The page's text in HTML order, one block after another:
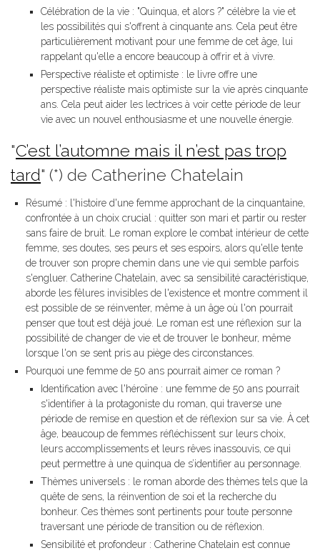
Célébration de la vie : "Quinqua, et alors ?" célèbre la vie et
les possibilités qui s'offrent à cinquante ans. Cela peut être
particulièrement motivant pour une femme de cet âge, lui
rappelant qu'elle a encore beaucoup à offrir et à vivre.
Perspective réaliste et optimiste : le livre offre une
perspective réaliste mais optimiste sur la vie après cinquante
ans. Cela peut aider les lectrices à voir cette période de leur
vie avec un nouvel enthousiasme et une nouvelle énergie.
"C’est l’automne mais il n’est pas trop
tard" (*) de Catherine Chatelain
Résumé : l'histoire d'une femme approchant de la cinquantaine,
confrontée à un choix crucial : quitter son mari et partir ou rester
sans faire de bruit. Le roman explore le combat intérieur de cette
femme, ses doutes, ses peurs et ses espoirs, alors qu'elle tente
de trouver son propre chemin dans une vie qui semble parfois
s'engluer. Catherine Chatelain, avec sa sensibilité caractéristique,
aborde les fêlures invisibles de l'existence et montre comment il
est possible de se réinventer, même à un âge où l'on pourrait
penser que tout est déjà joué. Le roman est une réflexion sur la
possibilité de changer de vie et de trouver le bonheur, même
lorsque l'on se sent pris au piège des circonstances.
Pourquoi une femme de 50 ans pourrait aimer ce roman ?
Identification avec l'héroïne : une femme de 50 ans pourrait
s'identifier à la protagoniste du roman, qui traverse une
période de remise en question et de réflexion sur sa vie. À cet
âge, beaucoup de femmes réfléchissent sur leurs choix,
leurs accomplissements et leurs rêves inassouvis, ce qui
peut permettre à une quinqua de s’identifier au personnage.
Thèmes universels : le roman aborde des thèmes tels que la
quête de sens, la réinvention de soi et la recherche du
bonheur. Ces thèmes sont pertinents pour toute personne
traversant une période de transition ou de réflexion.
Sensibilité et profondeur : Catherine Chatelain est connue